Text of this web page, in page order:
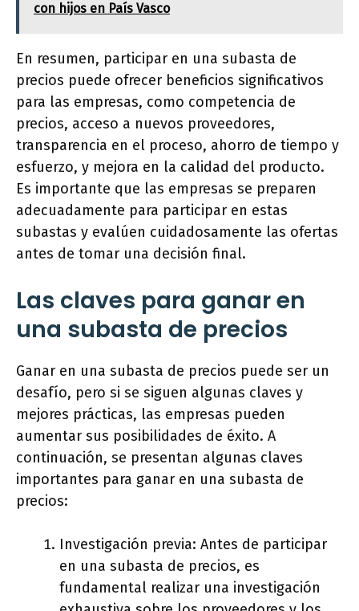
con hijos en País Vasco
En resumen, participar en una subasta de
precios puede ofrecer beneficios significativos
para las empresas, como competencia de
precios, acceso a nuevos proveedores,
transparencia en el proceso, ahorro de tiempo y
esfuerzo, y mejora en la calidad del producto.
Es importante que las empresas se preparen
adecuadamente para participar en estas
subastas y evalúen cuidadosamente las ofertas
antes de tomar una decisión final.
Las claves para ganar en
una subasta de precios
Ganar en una subasta de precios puede ser un
desafío, pero si se siguen algunas claves y
mejores prácticas, las empresas pueden
aumentar sus posibilidades de éxito. A
continuación, se presentan algunas claves
importantes para ganar en una subasta de
precios:
Investigación previa: Antes de participar
en una subasta de precios, es
fundamental realizar una investigación